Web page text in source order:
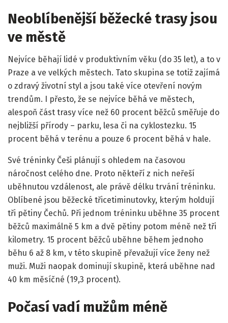
Neoblíbenější běžecké trasy jsou
ve městě
Nejvíce běhají lidé v produktivním věku (do 35 let), a to v
Praze a ve velkých městech. Tato skupina se totiž zajímá
o zdravý životní styl a jsou také více otevření novým
trendům. I přesto, že se nejvíce běhá ve městech,
alespoň část trasy více než 60 procent běžců směřuje do
nejbližší přírody – parku, lesa či na cyklostezku. 15
procent běhá v terénu a pouze 6 procent běhá v hale.
Své tréninky Češi plánují s ohledem na časovou
náročnost celého dne. Proto někteří z nich neřeší
uběhnutou vzdálenost, ale právě délku trvání tréninku.
Oblíbené jsou běžecké třicetiminutovky, kterým holdují
tři pětiny Čechů. Při jednom tréninku uběhne 35 procent
běžců maximálně 5 km a dvě pětiny potom méně než tři
kilometry. 15 procent běžců uběhne během jednoho
běhu 6 až 8 km, v této skupině převažují více ženy než
muži. Muži naopak dominují skupině, která uběhne nad
40 km měsíčné (19,3 procent).
Počasí vadí mužům méně